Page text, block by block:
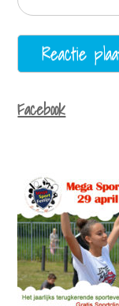
Facebook